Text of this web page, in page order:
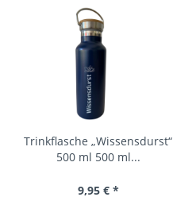
Trinkflasche „Wissensdurst“
500 ml 500 ml...
9,95 € *